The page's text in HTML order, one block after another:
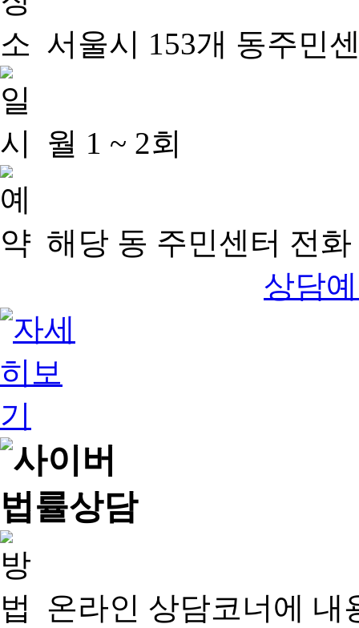
서울시 153개 동주민
월 1 ~ 2회
해당 동 주민센터 전
상담
온라인 상담코너에 내